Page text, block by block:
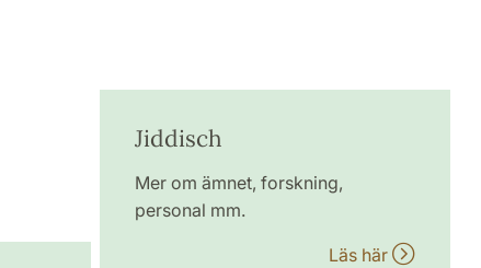
Jiddisch
Mer om ämnet, forskning,
personal mm.
Läs här